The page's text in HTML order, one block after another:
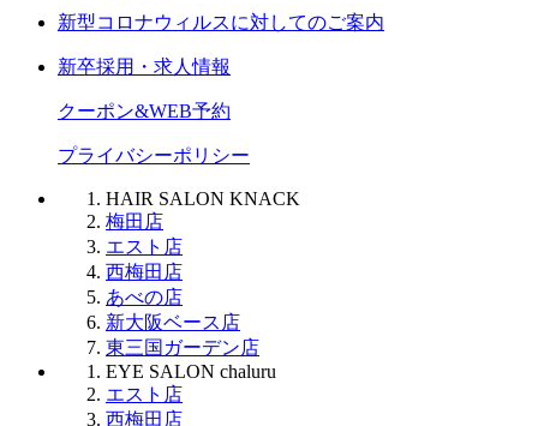
新型コロナウィルスに対してのご案内
新卒採用・求人情報
クーポン&WEB予約
プライバシーポリシー
HAIR SALON KNACK
梅田店
エスト店
西梅田店
あべの店
新大阪ベース店
東三国ガーデン店
EYE SALON chaluru
エスト店
西梅田店